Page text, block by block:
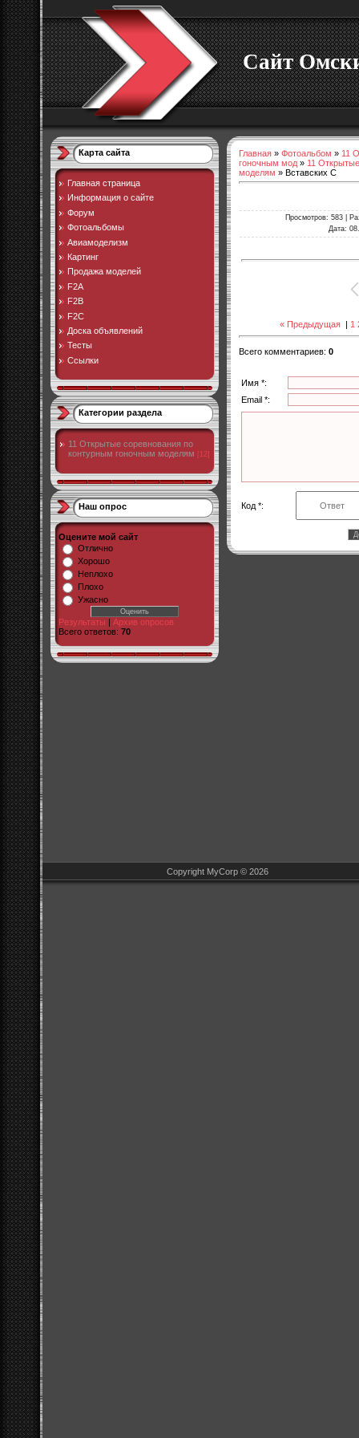
Сайт
Карта сайта
Главная страница
Информация о сайте
Форум
Фотоальбомы
Авиамоделизм
Картинг
Продажа моделей
F2A
F2B
F2C
Доска объявлений
Тесты
Ссылки
Категории раздела
11 Открытые соревнования по
контурным гоночным моделям
[12]
Наш опрос
Оцените мой сайт
Отлично
Хорошо
Неплохо
Плохо
Ужасно
Результаты | Архив опросов
Всего ответов: 70
Главная » Фотоальбом » 11
гоночным мод » 11
моделям » Вставских С
Просмотров: 583 |
Дата:
« Предыдущая| 1
Всего комментариев: 0
Имя *:
Email *:
Код *:
Copyright MyCorp © 2026